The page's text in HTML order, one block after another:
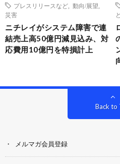
プレスリリースなど
動向/展望
災害
ニチレイがシステム障害で連
結売上高50億円減見込み、対
応費用10億円を特損計上
Back to
メルマガ会員登録